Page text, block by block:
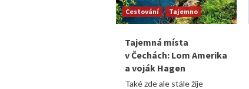
Cestování Tajemno
Tajemná místa
v Čechách: Lom Amerika
a voják Hagen
Také zde ale stále žije